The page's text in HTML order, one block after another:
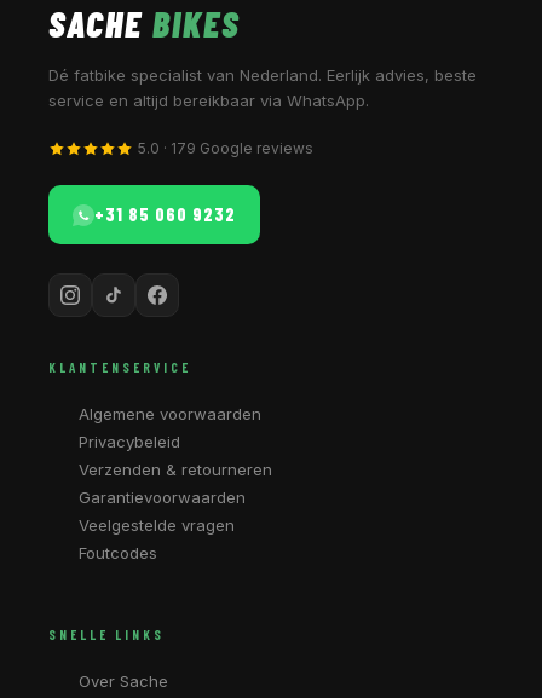
SACHE BIKES
Dé fatbike specialist van Nederland. Eerlijk advies, beste
service en altijd bereikbaar via WhatsApp.
5.0 · 179 Google reviews
+31 85 060 9232
KLANTENSERVICE
Algemene voorwaarden
Privacybeleid
Verzenden & retourneren
Garantievoorwaarden
Veelgestelde vragen
Foutcodes
SNELLE LINKS
Over Sache